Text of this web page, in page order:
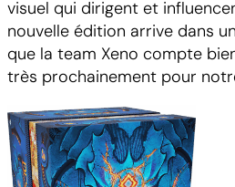
visuel qui dirigent et
nouvelle édition arrive dans
que la team Xeno compte
très prochainement pour